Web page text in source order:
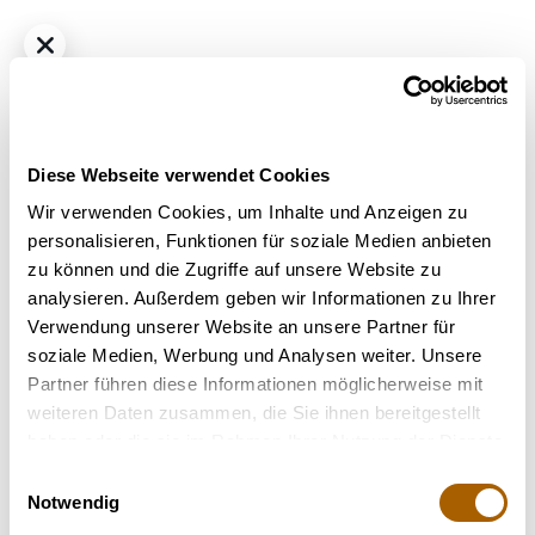
Diese Webseite verwendet Cookies
Wir verwenden Cookies, um Inhalte und Anzeigen zu
personalisieren, Funktionen für soziale Medien anbieten
zu können und die Zugriffe auf unsere Website zu
analysieren. Außerdem geben wir Informationen zu Ihrer
Verwendung unserer Website an unsere Partner für
soziale Medien, Werbung und Analysen weiter. Unsere
Partner führen diese Informationen möglicherweise mit
weiteren Daten zusammen, die Sie ihnen bereitgestellt
Notwendig
Hybrid THC25% CBD25%
IMC Cannabisextrakt 25:25
€ 6.49 / ml
Strain: White Widow
Terpene: Beta-Caryophyllen, Beta-Myrcen, Limonen,